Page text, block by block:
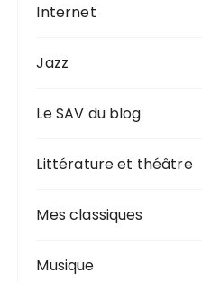
Internet
Jazz
Le SAV du blog
Littérature et théâtre
Mes classiques
Musique